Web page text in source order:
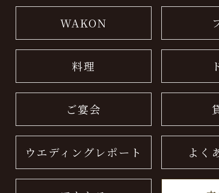
WAKON
料理
ご宴会
ウエディングレポート よく